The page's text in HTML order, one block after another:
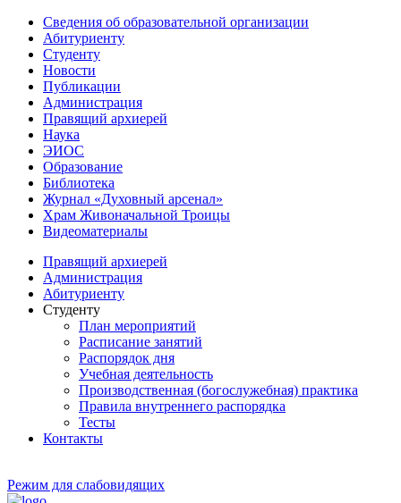
Сведения об образовательной организации
Абитуриенту
Студенту
Новости
Публикации
Администрация
Правящий архиерей
Наука
ЭИОС
Образование
Библиотека
Журнал «Духовный арсенал»
Храм Живоначальной Троицы
Видеоматериалы
Правящий архиерей
Администрация
Абитуриенту
Студенту
План мероприятий
Расписание занятий
Распорядок дня
Учебная деятельность
Производственная (богослужебная) практика
Правила внутреннего распорядка
Тесты
Контакты
Режим для слабовидящих